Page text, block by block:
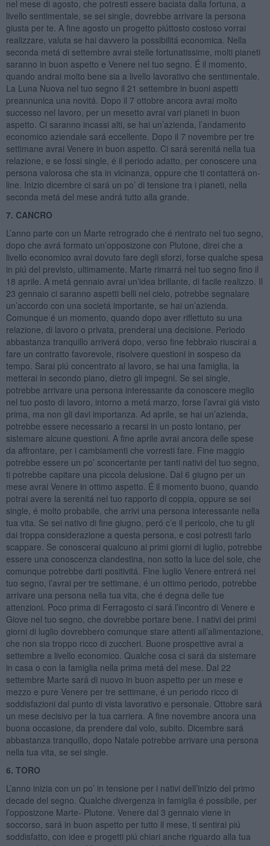
nel mese di agosto, che potresti essere baciata dalla fortuna, a
livello sentimentale, se sei single, dovrebbe arrivare la persona
giusta per te. A fine agosto un progetto piúttosto costoso vorrai
realizzare, valuta se hai davvero la possibilitá economica. Nella
seconda metá di settembre avrai stelle fortunatissime, molti pianeti
saranno in buon aspetto e Venere nel tuo segno. É il momento,
quando andrai molto bene sia a livello lavorativo che sentimentale.
La Luna Nuova nel tuo segno il 21 settembre in buoni aspetti
preannunica una novitá. Dopo il 7 ottobre ancora avrai molto
successo nel lavoro, per un mesetto avrai vari pianeti in buon
aspetto. Ci saranno incassi alti, se hai un’azienda, l’andamento
economico aziendale sará eccellente. Dopo il 7 novembre per tre
settimane avrai Venere in buon aspetto. Ci sará serenitá nella tua
relazione, e se fossi single, é il periodo adatto, per conoscere una
persona valorosa che sta in vicinanza, oppure che ti contatterá on-
line. Inizio dicembre ci sará un po’ di tensione tra i pianeti, nella
seconda metá del mese andrá tutto alla grande.
7. CANCRO
L’anno parte con un Marte retrogrado che é rientrato nel tuo segno,
dopo che avrá formato un’opposizone con Plutone, direi che a
livello economico avrai dovuto fare degli sforzi, forse qualche spesa
in piú del previsto, ultimamente. Marte rimarrá nel tuo segno fino il
18 aprile. A metá gennaio avrai un’idea brillante, di facile realizzo. Il
23 gennaio ci saranno aspetti belli nel cielo, potrebbe segnalare
un’accordo con una societá importante, se hai un’azienda.
Comunque é un momento, quando dopo aver riflettuto su una
relazione, di lavoro o privata, prenderai una decisione. Periodo
abbastanza tranquillo arriverá dopo, verso fine febbraio riuscirai a
fare un contratto favorevole, risolvere questioni in sospeso da
tempo. Sarai piú concentrato al lavoro, se hai una famiglia, la
metterai in secondo piano, dietro gli impegni. Se sei single,
potrebbe arrivare una persona interessante da conoscere meglio
nel tuo posto di lavoro, intorno a metá marzo, forse l’avrai giá visto
prima, ma non gli davi importanza. Ad aprile, se hai un’azienda,
potrebbe essere necessario a recarsi in un posto lontano, per
sistemare alcune questioni. A fine aprile avrai ancora delle spese
da affrontare, per i cambiamenti che vorresti fare. Fine maggio
potrebbe essere un po’ sconcertante per tanti nativi del tuo segno,
ti potrebbe capitare una piccola delusione. Dal 6 giugno per un
mese avrai Venere in ottimo aspetto. É il momento buono, quando
potrai avere la serenitá nel tuo rapporto di coppia, oppure se sei
single, é molto probabile, che arrivi una persona interessante nella
tua vita. Se sei nativo di fine giugno, peró c’e il pericolo, che tu gli
dai troppa considerazione a questa persona, e cosi potresti farlo
scappare. Se conoscerai qualcuno ai primi giorni di luglio, potrebbe
essere una conoscenza clandestina, non sotto la luce del sole, che
comunque potrebbe darti positivitá. Fine luglio Venere entrerá nel
tuo segno, l’avrai per tre settimane, é un ottimo periodo, potrebbe
arrivare una persona nella tua vita, che é degna delle tue
attenzioni. Poco prima di Ferragosto ci sará l’incontro di Venere e
Giove nel tuo segno, che dovrebbe portare bene. I nativi dei primi
giorni di luglio dovrebbero comunque stare attenti all’alimentazione,
che non sia troppo ricco di zuccheri. Buone prospettive avrai a
settembre a livello economico. Qualche cosa ci sará da sistemare
in casa o con la famiglia nella prima metá del mese. Dal 22
settembre Marte sará di nuovo in buon aspetto per un mese e
mezzo e pure Venere per tre settimane, é un periodo ricco di
soddisfazioni dal punto di vista lavorativo e personale. Ottobre sará
un mese decisivo per la tua carriera. A fine novembre ancora una
buona occasione, da prendere dal volo, subito. Dicembre sará
abbastanza tranquillo, dopo Natale potrebbe arrivare una persona
nella tua vita, se sei single.
6. TORO
L’anno inizia con un po’ in tensione per i nativi dell’inizio del primo
decade del segno. Qualche divergenza in famiglia é possibile, per
l’opposizone Marte- Plutone. Venere dal 3 gennaio viene in
soccorso, sará in buon aspetto per tutto il mese, ti sentirai piú
soddisfatto, con idee e progetti piú chiari anche riguardo alla tua